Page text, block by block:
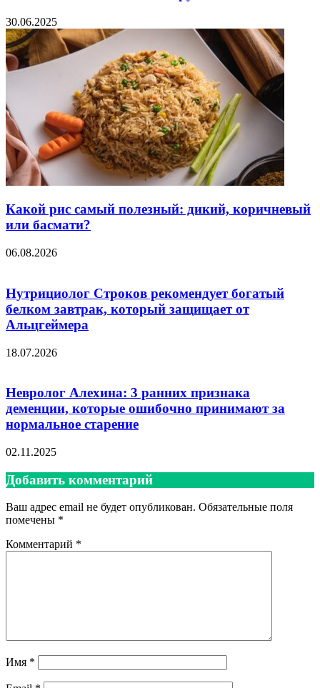
30.06.2025
Какой рис самый полезный: дикий, коричневый
или басмати?
06.08.2026
Нутрициолог Строков рекомендует богатый
белком завтрак, который защищает от
Альцгеймера
18.07.2026
Невролог Алехина: 3 ранних признака
деменции, которые ошибочно принимают за
нормальное старение
02.11.2025
Добавить комментарий
Ваш адрес email не будет опубликован. Обязательные поля
помечены *
Комментарий *
Имя *